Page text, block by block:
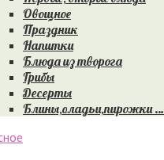
Овощное
Праздник
Напитки
Блюда из творога
Грибы
Десерты
Блины,оладьи,пирожки …